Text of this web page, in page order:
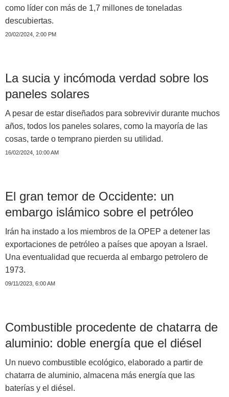
como líder con más de 1,7 millones de toneladas
descubiertas.
20/02/2024, 2:00 PM
La sucia y incómoda verdad sobre los
paneles solares
A pesar de estar diseñados para sobrevivir durante muchos
años, todos los paneles solares, como la mayoría de las
cosas, tarde o temprano pierden su utilidad.
16/02/2024, 10:00 AM
El gran temor de Occidente: un
embargo islámico sobre el petróleo
Irán ha instado a los miembros de la OPEP a detener las
exportaciones de petróleo a países que apoyan a Israel.
Una eventualidad que recuerda al embargo petrolero de
1973.
09/11/2023, 6:00 AM
Combustible procedente de chatarra de
aluminio: doble energía que el diésel
Un nuevo combustible ecológico, elaborado a partir de
chatarra de aluminio, almacena más energía que las
baterías y el diésel.